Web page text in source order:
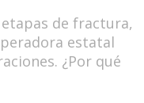
de fractura,
estatal
¿Por qué